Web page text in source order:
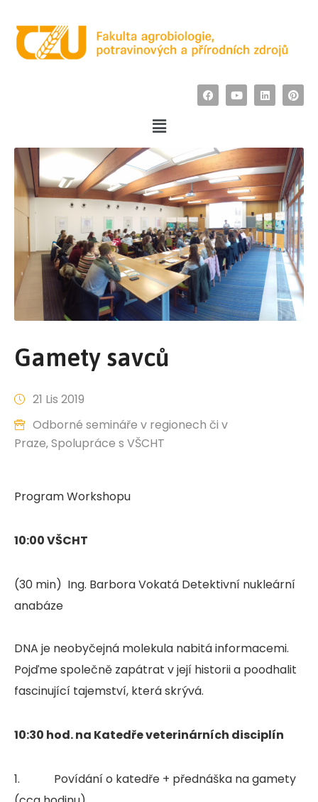
Gamety savců
21 Lis 2019
Odborné semináře v regionech či v
Praze‚Spolupráce s VŠCHT
Program Workshopu
10:00 VŠCHT
(30 min) Ing. Barbora Vokatá Detektivní nukleární
anabáze
DNA je neobyčejná molekula nabitá informacemi.
Pojďme společně zapátrat v její historii a poodhalit
fascinující tajemství, která skrývá.
10:30 hod. na Katedře veterinárních disciplín
1. Povídání o katedře + přednáška na gamety